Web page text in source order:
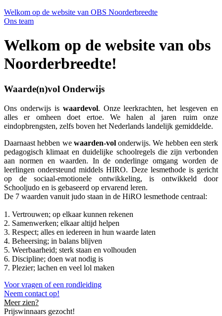
Welkom op de website van OBS Noorderbreedte
Ons team
Welkom op de website van obs
Noorderbreedte!
Waarde(n)vol Onderwijs
Ons onderwijs is waardevol. Onze leerkrachten, het lesgeven en
alles er omheen doet ertoe. We halen al jaren ruim onze
eindopbrengsten, zelfs boven het Nederlands landelijk gemiddelde.
Daarnaast hebben we waarden-volonderwijs. We hebben een sterk
pedagogisch klimaat en duidelijke schoolregels die zijn verbonden
aan normen en waarden. In de onderlinge omgang worden de
leerlingen ondersteund middels HIRO. Deze lesmethode is gericht
op de sociaal-emotionele ontwikkeling, is ontwikkeld door
Schooljudo en is gebaseerd op ervarend leren.
De 7 waarden vanuit judo staan in de HiRO lesmethode centraal:
1. Vertrouwen; op elkaar kunnen rekenen
2. Samenwerken; elkaar altijd helpen
3. Respect; alles en iedereen in hun waarde laten
4. Beheersing; in balans blijven
5. Weerbaarheid; sterk staan en volhouden
6. Discipline; doen wat nodig is
7. Plezier; lachen en veel lol maken
Voor vragen of een rondleiding
Neem contact op!
Meer zien?
Prijswinnaars gezocht!